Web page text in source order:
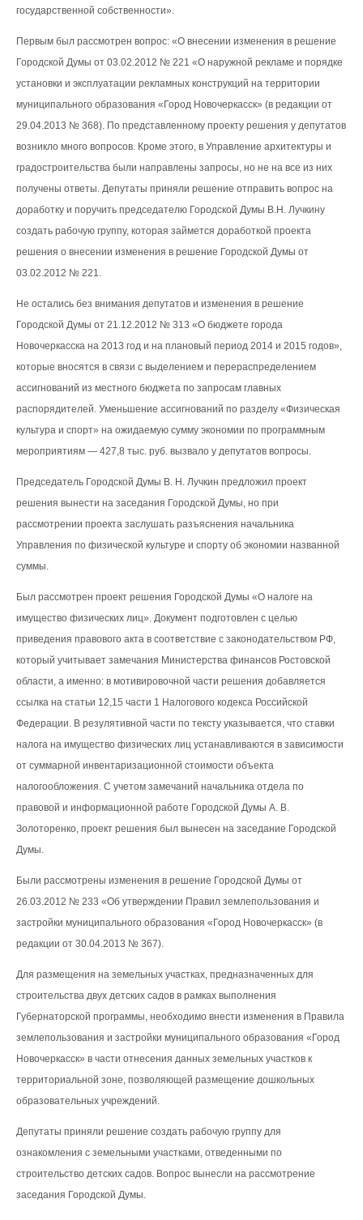
государственной собственности».
Первым был рассмотрен вопрос: «О внесении изменения в решение
Городской Думы от 03.02.2012 № 221 «О наружной рекламе и порядке
установки и эксплуатации рекламных конструкций на территории
муниципального образования «Город Новочеркасск» (в редакции от
29.04.2013 № 368). По представленному проекту решения у депутатов
возникло много вопросов. Кроме этого, в Управление архитектуры и
градостроительства были направлены запросы, но не на все из них
получены ответы. Депутаты приняли решение отправить вопрос на
доработку и поручить председателю Городской Думы В.Н. Лучкину
создать рабочую группу, которая займется доработкой проекта
решения о внесении изменения в решение Городской Думы от
03.02.2012 № 221.
Не остались без внимания депутатов и изменения в решение
Городской Думы от 21.12.2012 № 313 «О бюджете города
Новочеркасска на 2013 год и на плановый период 2014 и 2015 годов»,
которые вносятся в связи с выделением и перераспределением
ассигнований из местного бюджета по запросам главных
распорядителей. Уменьшение ассигнований по разделу «Физическая
культура и спорт» на ожидаемую сумму экономии по программным
мероприятиям — 427,8 тыс. руб. вызвало у депутатов вопросы.
Председатель Городской Думы В. Н. Лучкин предложил проект
решения вынести на заседания Городской Думы, но при
рассмотрении проекта заслушать разъяснения начальника
Управления по физической культуре и спорту об экономии названной
суммы.
Был рассмотрен проект решения Городской Думы «О налоге на
имущество физических лиц». Документ подготовлен с целью
приведения правового акта в соответствие с законодательством РФ,
который учитывает замечания Министерства финансов Ростовской
области, а именно: в мотивировочной части решения добавляется
ссылка на статьи 12,15 части 1 Налогового кодекса Российской
Федерации. В резулятивной части по тексту указывается, что ставки
налога на имущество физических лиц устанавливаются в зависимости
от суммарной инвентаризационной стоимости объекта
налогообложения. С учетом замечаний начальника отдела по
правовой и информационной работе Городской Думы А. В.
Золоторенко, проект решения был вынесен на заседание Городской
Думы.
Были рассмотрены изменения в решение Городской Думы от
26.03.2012 № 233 «Об утверждении Правил землепользования и
застройки муниципального образования «Город Новочеркасск» (в
редакции от 30.04.2013 № 367).
Для размещения на земельных участках, предназначенных для
строительства двух детских садов в рамках выполнения
Губернаторской программы, необходимо внести изменения в Правила
землепользования и застройки муниципального образования «Город
Новочеркасск» в части отнесения данных земельных участков к
территориальной зоне, позволяющей размещение дошкольных
образовательных учреждений.
Депутаты приняли решение создать рабочую группу для
ознакомления с земельными участками, отведенными по
строительство детских садов. Вопрос вынесли на рассмотрение
заседания Городской Думы.